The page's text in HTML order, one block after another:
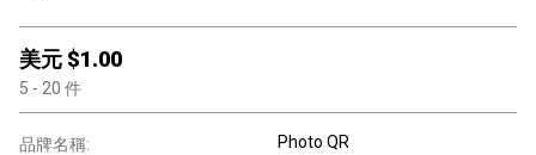
美元 $1.00
5 - 20 件
品牌名稱: Photo QR